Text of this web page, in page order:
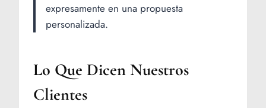
expresamente en una propuesta
personalizada.
Lo Que Dicen Nuestros
Clientes